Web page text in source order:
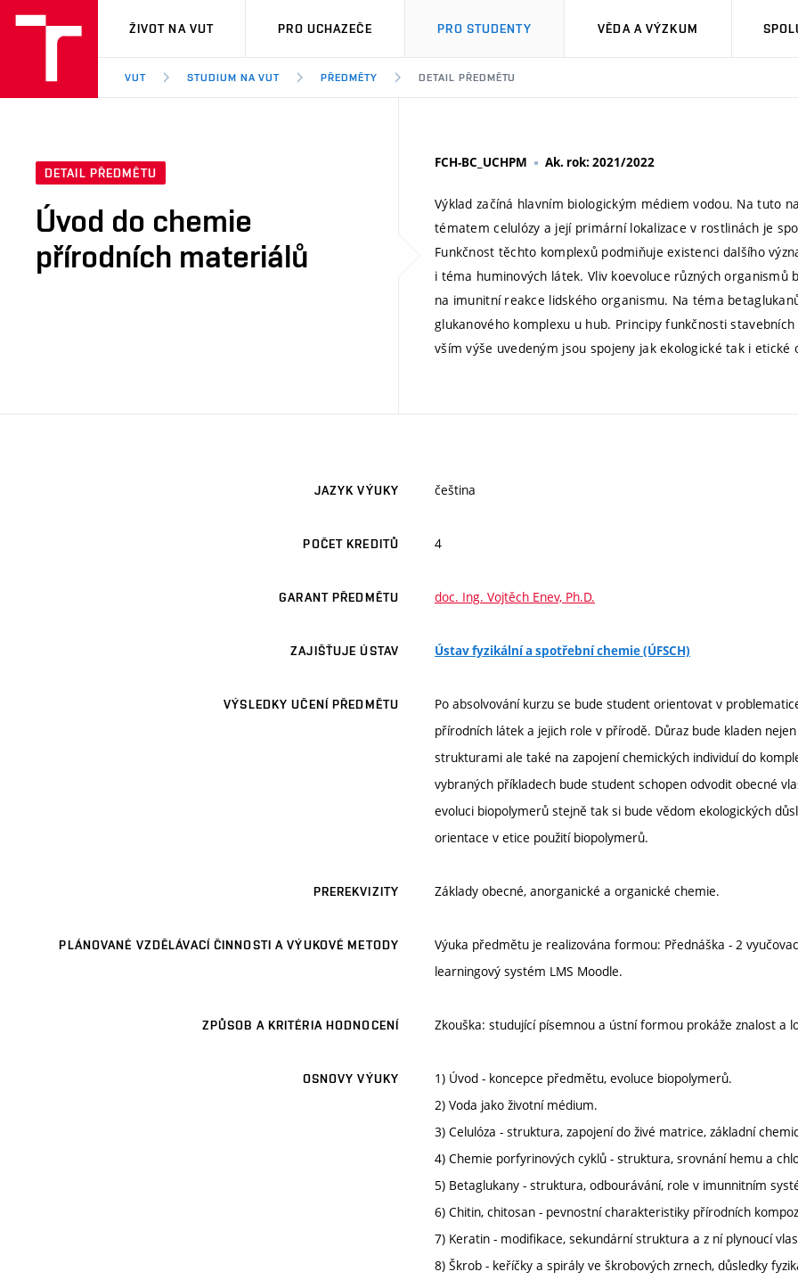
VUT
ŽIVOT NA VUT PRO UCHAZEČE PRO STUDENTY VĚDA A VÝZKUM
VUT STUDIUM NA VUT PŘEDMĚTY DETAIL PŘEDMĚTU
DETAIL PŘEDMĚTU
Úvod do chemie
přírodních materiálů
FCH-BC_UCHPM Ak. rok: 2021/2022
Výklad začíná hlavním biologickým médiem vodou. Na tuto
tématem celulózy a její primární lokalizace v rostlinách je
Funkčnost těchto komplexů podmiňuje existenci dalšího
i téma huminových látek. Vliv koevoluce různých organismů
na imunitní reakce lidského organismu. Na téma
glukanového komplexu u hub. Principy funkčnosti
vším výše uvedeným jsou spojeny jak ekologické tak i
JAZYK VÝUKY čeština
POČET KREDITŮ 4
GARANT PŘEDMĚTU doc. Ing. Vojtěch Enev, Ph.D.
ZAJIŠŤUJE ÚSTAV Ústav fyzikální a spotřební chemie (ÚFSCH)
VÝSLEDKY UČENÍ PŘEDMĚTU
Po absolvování kurzu se bude student orientovat v
přírodních látek a jejich role v přírodě. Důraz bude kladen
strukturami ale také na zapojení chemických individuí do
vybraných příkladech bude student schopen odvodit obecné
evoluci biopolymerů stejně tak si bude vědom ekologických
orientace v etice použití biopolymerů.
PREREKVIZITY Základy obecné, anorganické a organické chemie.
PLÁNOVANÉ VZDĚLÁVACÍ ČINNOSTI A VÝUKOVÉ METODY
Výuka předmětu je realizována formou: Přednáška - 2
learningový systém LMS Moodle.
ZPŮSOB A KRITÉRIA HODNOCENÍ Zkouška: studující písemnou a ústní formou prokáže znalost a
OSNOVY VÝUKY
1) Úvod - koncepce předmětu, evoluce biopolymerů.
2) Voda jako životní médium.
3) Celulóza - struktura, zapojení do živé matrice, základní
4) Chemie porfyrinových cyklů - struktura, srovnání hemu a
5) Betaglukany - struktura, odbourávání, role v imunnitním
6) Chitin, chitosan - pevnostní charakteristiky přírodních
7) Keratin - modifikace, sekundární struktura a z ní plynoucí
8) Škrob - keříčky a spirály ve škrobových zrnech, důsledky